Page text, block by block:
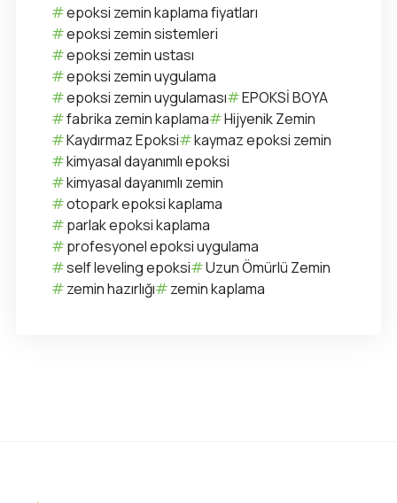
epoksi zemin kaplama fiyatları
epoksi zemin sistemleri
epoksi zemin ustası
epoksi zemin uygulama
epoksi zemin uygulaması
EPOKSİ BOYA
fabrika zemin kaplama
Hijyenik Zemin
Kaydırmaz Epoksi
kaymaz epoksi zemin
kimyasal dayanımlı epoksi
kimyasal dayanımlı zemin
otopark epoksi kaplama
parlak epoksi kaplama
profesyonel epoksi uygulama
self leveling epoksi
Uzun Ömürlü Zemin
zemin hazırlığı
zemin kaplama